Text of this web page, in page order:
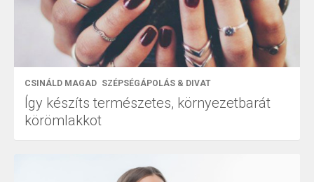
CSINÁLD MAGAD SZÉPSÉGÁPOLÁS & DIVAT
Így készíts természetes, környezetbarát
körömlakkot